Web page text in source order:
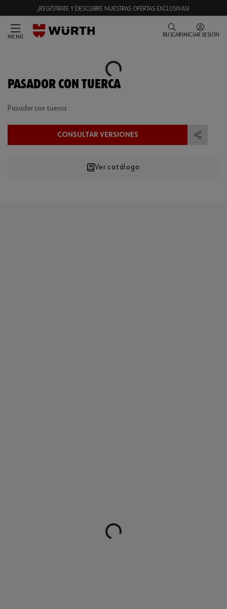
¡REGÍSTRATE Y DESCUBRE NUESTRAS OFERTAS EXCLUSIVAS!
MENÚ BUSCAR INICIAR SESIÓN
Loading...
PASADOR CON TUERCA
Pasador con tuerca
CONSULTAR VERSIONES
Ver catálogo